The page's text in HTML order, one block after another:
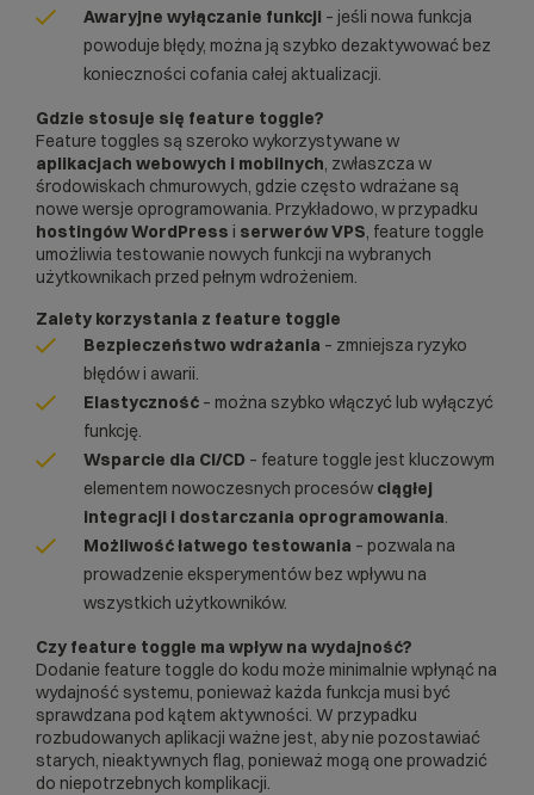
Awaryjne wyłączanie funkcji – jeśli nowa funkcja
powoduje błędy, można ją szybko dezaktywować bez
konieczności cofania całej aktualizacji.
Gdzie stosuje się feature toggle?
Feature toggles są szeroko wykorzystywane w
aplikacjach webowych i mobilnych, zwłaszcza w
środowiskach chmurowych, gdzie często wdrażane są
nowe wersje oprogramowania. Przykładowo, w przypadku
hostingów WordPress i serwerów VPS, feature toggle
umożliwia testowanie nowych funkcji na wybranych
użytkownikach przed pełnym wdrożeniem.
Zalety korzystania z feature toggle
Bezpieczeństwo wdrażania – zmniejsza ryzyko
błędów i awarii.
Elastyczność – można szybko włączyć lub wyłączyć
funkcję.
Wsparcie dla CI/CD – feature toggle jest kluczowym
elementem nowoczesnych procesów ciągłej
integracji i dostarczania oprogramowania.
Możliwość łatwego testowania – pozwala na
prowadzenie eksperymentów bez wpływu na
wszystkich użytkowników.
Czy feature toggle ma wpływ na wydajność?
Dodanie feature toggle do kodu może minimalnie wpłynąć na
wydajność systemu, ponieważ każda funkcja musi być
sprawdzana pod kątem aktywności. W przypadku
rozbudowanych aplikacji ważne jest, aby nie pozostawiać
starych, nieaktywnych flag, ponieważ mogą one prowadzić
do niepotrzebnych komplikacji.